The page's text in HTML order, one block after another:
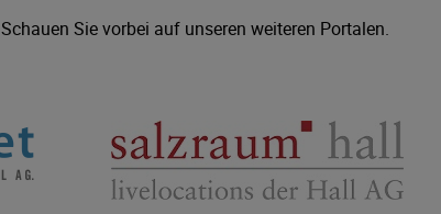
Schauen Sie vorbei auf unseren weiteren Portalen.